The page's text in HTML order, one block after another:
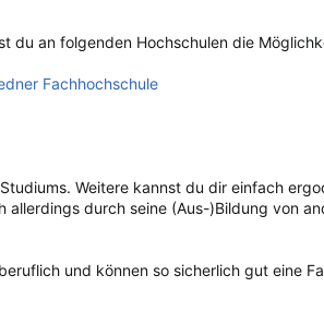
du an folgenden Hochschulen die
Fachhochschule
Weitere kannst du dir einfach
durch seine (Aus-)Bildung von
und können so sicherlich gut eine